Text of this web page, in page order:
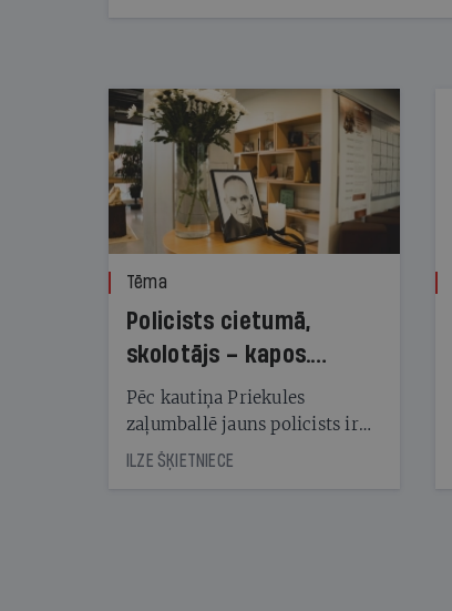
Tēma
Policists cietumā,
skolotājs – kapos.
Reibuma cena Priekulē
Pēc kautiņa Priekules
zaļumballē jauns policists ir
nonācis cietumā, bet
cienījams pedagogs — kapos.
ILZE ŠĶIETNIECE